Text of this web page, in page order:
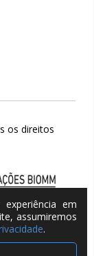
em
assumiremos
.
os direitos